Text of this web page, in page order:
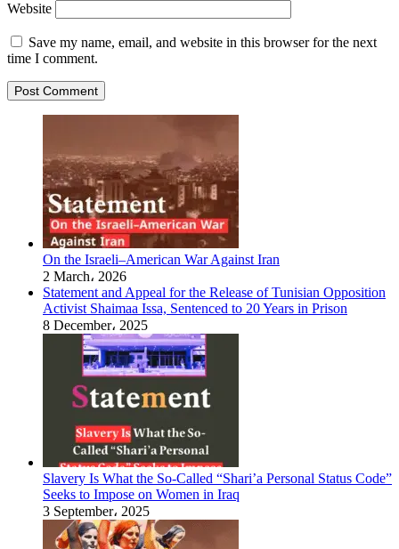
Website
Save my name, email, and website in this browser for the next
time I comment.
On the Israeli–American War Against Iran
2 March، 2026
Statement and Appeal for the Release of Tunisian Opposition
Activist Shaimaa Issa, Sentenced to 20 Years in Prison
8 December، 2025
Slavery Is What the So-Called “Shari’a Personal Status Code”
Seeks to Impose on Women in Iraq
3 September، 2025